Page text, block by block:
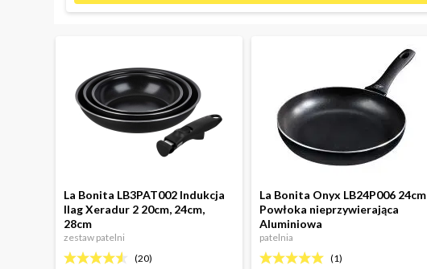
La Bonita LB3PAT002 Indukcja
Ilag Xeradur 2 20cm, 24cm,
28cm
zestaw patelni
(20)
La Bonita Onyx LB24P006 24cm
Powłoka nieprzywierająca
Aluminiowa
patelnia
(1)